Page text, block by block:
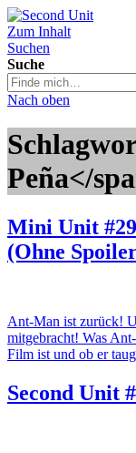
Second Unit
Zum Inhalt
Suchen
Suche
Suche
in
podcast.de/
Nach oben
Peña</
Mini Unit
(Ohne
Ant-Man ist zurück!
mitgebracht! Was
Film ist und ob er
Second Unit